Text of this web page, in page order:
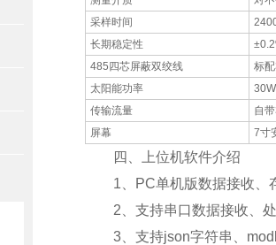
采样时间
长期稳定性
485四芯屏蔽双绞线
标
太阳能功率
传输流量
自
屏幕
7寸
四、上位机软件介绍
1、PC单机版数据接收、
2、支持串口数据接收、处
3、支持json字符串、